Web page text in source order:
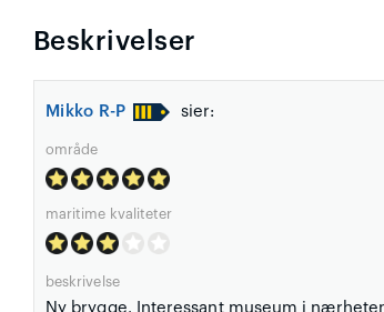
Beskrivelser
Mikko R-P sier:
område
maritime kvaliteter
beskrivelse
Ny brygge. Interessant museum i